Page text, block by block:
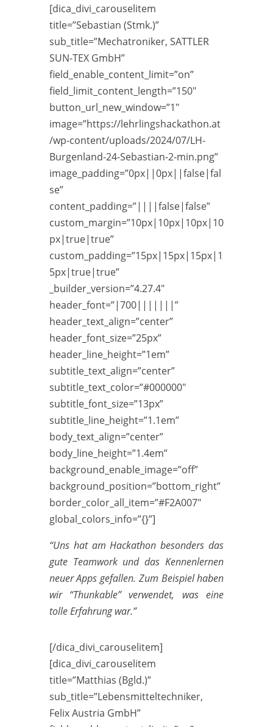
[dica_divi_carouselitem
title=”Sebastian (Stmk.)”
sub_title=”Mechatroniker, SATTLER
SUN-TEX GmbH”
field_enable_content_limit=”on”
field_limit_content_length=”150″
button_url_new_window=”1″
image=”https://lehrlingshackathon.at
/wp-content/uploads/2024/07/LH-
Burgenland-24-Sebastian-2-min.png”
image_padding=”0px||0px||false|fal
se”
content_padding=”||||false|false”
custom_margin=”10px|10px|10px|10
px|true|true”
custom_padding=”15px|15px|15px|1
5px|true|true”
_builder_version=”4.27.4″
header_font=”|700|||||||”
header_text_align=”center”
header_font_size=”25px”
header_line_height=”1em”
subtitle_text_align=”center”
subtitle_text_color=”#000000″
subtitle_font_size=”13px”
subtitle_line_height=”1.1em”
body_text_align=”center”
body_line_height=”1.4em”
background_enable_image=”off”
background_position=”bottom_right”
border_color_all_item=”#F2A007″
global_colors_info=”{}”]
“Uns hat am Hackathon besonders das
gute Teamwork und das Kennenlernen
neuer Apps gefallen. Zum Beispiel haben
wir “Thunkable” verwendet, was eine
tolle Erfahrung war.”
[/dica_divi_carouselitem]
[dica_divi_carouselitem
title=”Matthias (Bgld.)”
sub_title=”Lebensmitteltechniker,
Felix Austria GmbH”